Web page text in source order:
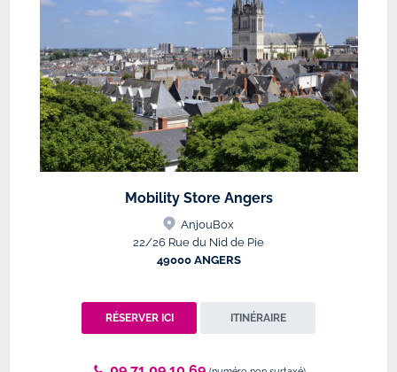
Mobility Store Angers
AnjouBox
22/26 Rue du Nid de Pie
49000 ANGERS
RÉSERVER ICI ITINÉRAIRE